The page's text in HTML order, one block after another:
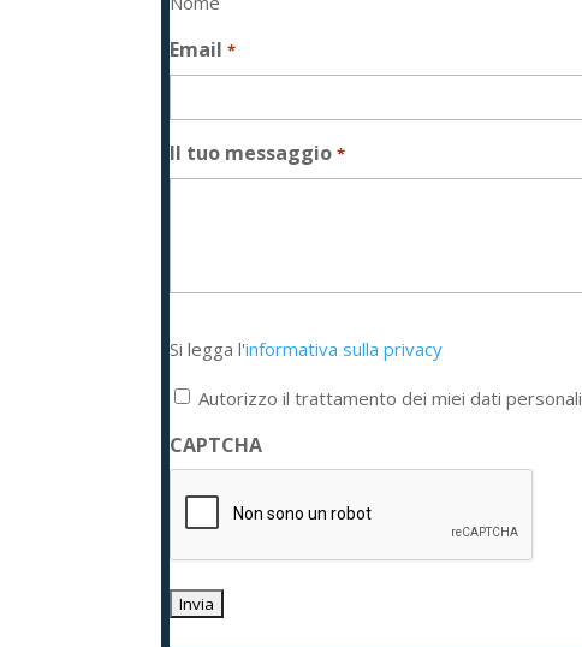
Email *
Il tuo messaggio *
legga
l'informativa
privacy
*
Si legga l'informativa sulla privacy
Autorizzo il trattamento dei miei dati personali
CAPTCHA